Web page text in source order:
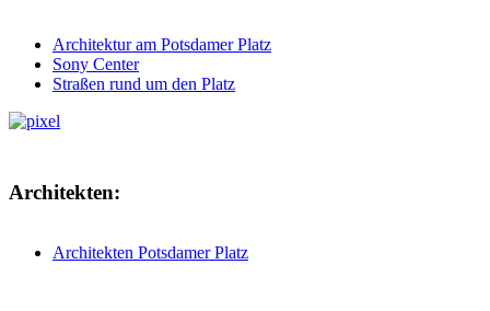
Architektur am Potsdamer Platz
Sony Center
Straßen rund um den Platz
Architekten:
Architekten Potsdamer Platz